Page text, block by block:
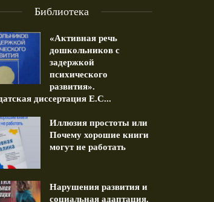
Рождения.
Дружба длиною в жизнь
Библиотека
«Активная речь
дошкольников с
задержкой
психического
развития».
диссертация Е.С...
Иллюзия простоты или
Почему хорошие книги
могут не работать
Нарушения развития и
социальная адаптация.